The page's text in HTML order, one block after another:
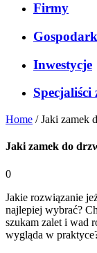
Firmy
Inwestycje
Specjaliści
Home /Jaki zamek
Jaki zamek do
0
Jakie rozwiązanie
najlepiej wybrać?
szukam zalet i wad
wygląda w